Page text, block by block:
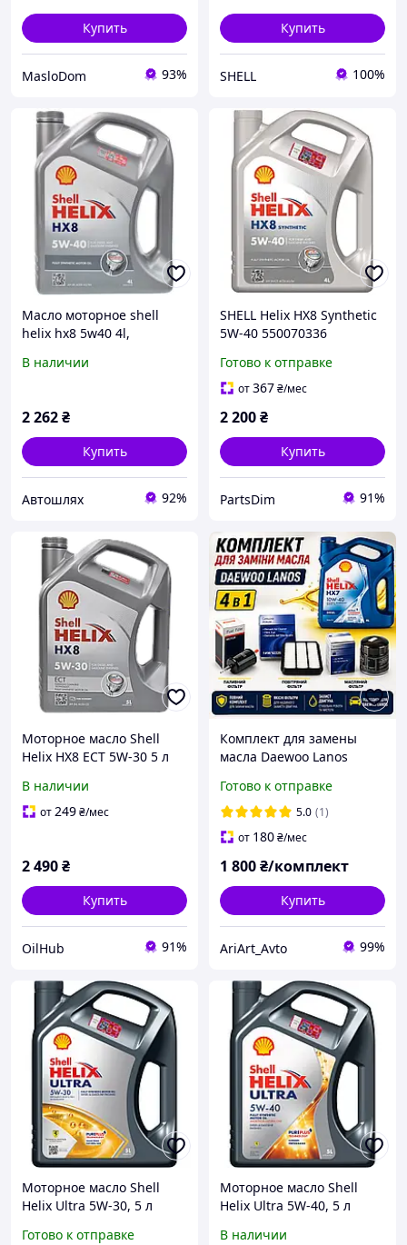
Купить
MasloDom 93%
Купить
SHELL 100%
Масло моторное shell
helix hx8 5w40 4l,
В наличии
2 262₴
Купить
Автошлях 92%
SHELL Helix HX8 Synthetic
5W-40 550070336
синтетическое моторное
масло для надежной
Готово к отправке
от367₴/мес
2 200₴
Купить
PartsDim 91%
Моторное масло Shell
Helix HX8 ECT 5W-30 5 л
В наличии
от249₴/мес
2 490₴
Купить
OilHub 91%
Комплект для замены
масла Daewoo Lanos
HX7, 4л)
Готово к отправке
5.0 (1)
от 180₴/мес
1 800₴/комплект
Купить
AriArt_Avto 99%
Моторное масло Shell
Helix Ultra 5W-30, 5 л
Готово к отправке
Моторное масло Shell
Helix Ultra 5W-40, 5 л
В наличии